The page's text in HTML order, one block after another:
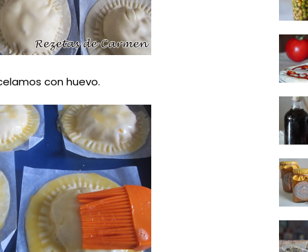
con huevo.